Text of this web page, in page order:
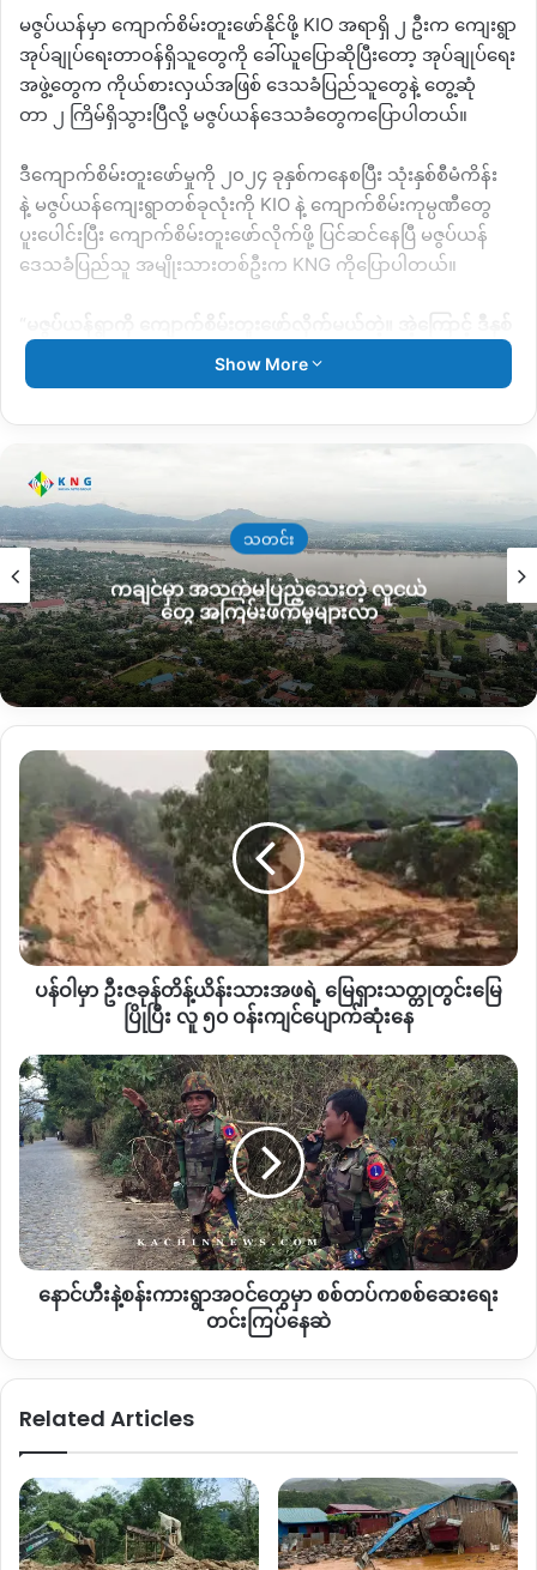
မဇွပ်ယန်မှာ ကျောက်စိမ်းတူးဖော်နိုင်ဖို့ KIO အရာရှိ ၂ ဦးက ကျေးရွာ
အုပ်ချုပ်ရေးတာဝန်ရှိသူတွေကို ခေါ်ယူပြောဆိုပြီးတော့ အုပ်ချုပ်ရေး
အဖွဲ့တွေက ကိုယ်စားလှယ်အဖြစ် ဒေသခံပြည်သူတွေနဲ့ တွေ့ဆုံ
တာ
၂ ကြိမ်ရှိသွားပြီလို့ မဇွပ်ယန်ဒေသခံတွေကပြောပါတယ်။
ဒီကျောက်စိမ်းတူးဖော်မှုကို ၂၀၂၄ ခုနှစ်ကနေစပြီး သုံးနှစ်စီမံကိန်း
နဲ့ မဇွပ်ယန်ကျေးရွာတစ်ခုလုံးကို KIO နဲ့ ကျောက်စိမ်းကုမ္ပဏီတွေ
ပူးပေါင်းပြီး ကျောက်စိမ်းတူးဖော်လိုက်ဖို့ ပြင်ဆင်နေပြီ မဇွပ်ယန်
ဒေသခံပြည်သူ အမျိုးသားတစ်ဦးက KNG ကိုပြောပါတယ်။
ကနေ
အိမ်ခြံဝင်းဝယ်ယူတာတွေရှိလာတယ်။
မှာ ကျောင်းနေရာတွေလည်းအကုန်ပါတယ်။ ဒါကြောင့် ဒီနယ်မြေမှာ
ပူးပေါင်းပြီး တူးဖော်ဖို့
အဲလိုအခြေအနေတွေ
တော့ဖြစ်လာတယ်။
တွေလည်းတွေ့နေရတယ်။
ဒါပေမယ့်
ကန့်ကွက်တာ
များပါတယ်”လို့ပြောပါတယ်။
မဇွပ်ယန်ရွာကို ကျောက်စိမ်းတူးဖော်ဖို့ လုပ်ဆောင်နေ
တဲ့KIOအရာရှိ ၂ ဦးကတော့ လမိုင်လွမ့်တူး(Lamai Lum Tu)၊ အင်
ဒူတူးခေါင်(N-du Tu Hkawng)တို့ဖြစ်ကြပြီး ဖားကန့်ဒေသ
က ကျောက်စိမ်းတူးဖော်ကုမ္ပဏီဖြစ်တဲ့ တစ်သုံးလုံး
ကုမ္ပဏီတို့
နဲ့ ပူးပေါင်းပြီး ကျောက်စိမ်းတူးဖော်ဖို့ ကြိုးပမ်းနေကြတယ်လို့ ပြော
ပြီးခဲ့တဲ့ ဧပြီလကတည်းကနေ မဇွပ်ယန်ကျေးရွာ
အတွင်း ကျောက်စိမ်းတူးဖော်မယ့် စီမံကိန်းတွေကို စတင်လုပ်ဆောင်
လာတာကို
အသိသိသာသာ မြင်တွေ့ရပြီး အုပ်ချုပ်ရေးအဖွဲ့တွေက
လည်း
ကျေးရွာကို ကျောက်စိမ်းတူးဖော်တော့မှာဖြစ်တယ်
လို့ အသိပေးပြောဆိုထားတာတွေရှိနေပြီလို့သိရပါတယ်။
KIOအဖွဲ့တွေအနေနဲ့ ကျောက်စိမ်းတူးဖော်နိုင်ဖို့ရန်အတွက် ကျေးရွာ
အုပ်ချုပ်ရေးမှူးတွေကို ခေါ်ယူပြီး ပြောဆိုတာတွေတင်မက
နဲ့ တွေ့ဆုံပြီး စည်းရုံးပြောဆိုတာတွေလည်းရှိနေတယ်လို့ မဇွပ်ယန်
ဒေသခံတွေကပြောပါတယ်။
အခုလို စည်းရုံးပြောဆိုတာတွေရှိနေတာကြောင့် မဇွပ်ယန်ဒေသခံ
တစ်ချို့က ကျောက်စိမ်းတူးဖော်ဖို့ သဘောတူတဲ့သူတွေရှိကြသလို မ
ဇွပ်ယန်ကျေးရွာဟာ ဥရုချောင်းနဲ့ကပ်ရပ်မှာပဲရှိတဲ့အတွက် ဒေသခံ
အများပိုင်းက ကန့်ကွက်နေကြပါတယ်။
မဇွပ်ယန်ကျေးရွာမှာ ကျောက်စိမ်းတူးဖော်ဖို့အတွက်
ကိုယ်စားလှယ်လုပ်ပြီး
နဲ့
မှာ အခုလိုပြောဆိုလာပါတယ်။
“အဲဒီကစ္စက အရမ်းကြီးပြင်ဆင်ထားတာတွေမရှိသေးတဲ့
အတွက် ပြောဖို့ကခက်နေသေးတယ်။ တွေ့ဆုံညှိနှိုင်းတာတွေတော့ရှိ
ပါတယ်။ အတည်ပြုဖို့ခက်ခဲနေသေးတာဖြစ်တဲ့အတွက် ဆွေးနွေးနေ
Show More
သတင်း
ကချင်မှာ အသက်မပြည့်သေးတဲ့ လူငယ်
တွေ အကြမ်းဖက်မှုများလာ
ပန်
မှာ ဦး
ဇ
ခုန်
တိ
န့်
ယိ
န်း
သားအဖ
ရဲ့ မြေ
သတ္တုတွင်း
မြေ
ပြို
ပြီး လူ ၅၀ ဝန်းကျင်
ပျောက်ဆုံး
နေ
ပန်ဝါမှာ ဦးဇခုန်တိန့်ယိန်းသားအဖရဲ့ မြေရှားသတ္တုတွင်းမြေ
ပြိုပြီး လူ ၅၀ ဝန်းကျင်ပျောက်ဆုံးနေ
နောင်
ဟီး
နဲ့
စန်း
ကား
ရွာ
အဝင်
တွေ
မှာ စစ်တပ်
ကစစ်
ဆေးရေး
ဆဲ
နောင်ဟီးနဲ့စန်းကားရွာအဝင်တွေမှာ စစ်တပ်ကစစ်ဆေးရေး
တင်းကြပ်နေဆဲ
Related Articles